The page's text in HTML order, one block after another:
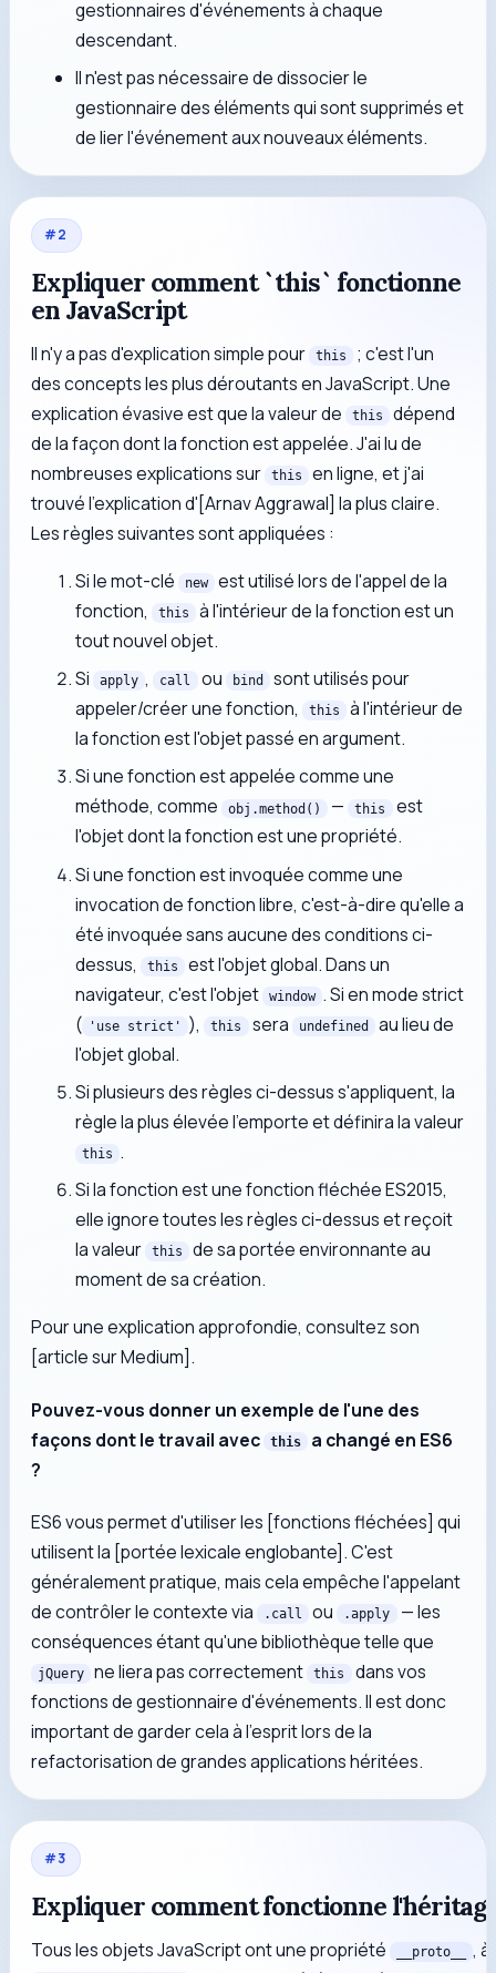
gestionnaires d'événements à chaque
descendant.
Il n'est pas nécessaire de dissocier le
gestionnaire des éléments qui sont supprimés et
de lier l'événement aux nouveaux éléments.
#2
Expliquer comment `this` fonctionne
en JavaScript
Il n'y a pas d'explication simple pour this
; c'est l'un
des concepts les plus déroutants en JavaScript. Une
explication évasive est que la valeur de
this
dépend
de la façon dont la fonction est appelée. J'ai lu de
nombreuses explications sur
this
en ligne, et j'ai
trouvé l'explication d'[Arnav Aggrawal] la plus claire.
Les règles suivantes sont appliquées :
Si le mot-clé
new
est utilisé lors de l'appel de la
fonction,
this
à l'intérieur de la fonction est un
tout nouvel objet.
Si
apply , call ou bind
sont utilisés pour
appeler/créer une fonction,
this
à l'intérieur de
la fonction est l'objet passé en argument.
Si une fonction est appelée comme une
méthode, comme
obj.method() — this
est
l'objet dont la fonction est une propriété.
Si une fonction est invoquée comme une
invocation de fonction libre, c'est-à-dire qu'elle a
été invoquée sans aucune des conditions ci-
dessus,
this
est l'objet global. Dans un
navigateur, c'est l'objet
window . Si en mode strict
(
'use strict' ), this sera undefined
au lieu de
l'objet global.
Si plusieurs des règles ci-dessus s'appliquent, la
règle la plus élevée l'emporte et définira la valeur
this .
Si la fonction est une fonction fléchée ES2015,
elle ignore toutes les règles ci-dessus et reçoit
la valeur
this
de sa portée environnante au
moment de sa création.
Pour une explication approfondie, consultez son
[article sur Medium].
Pouvez-vous donner un exemple de l'une des
façons dont le travail avec
this
a changé en ES6
?
ES6 vous permet d'utiliser les [fonctions fléchées] qui
utilisent la [portée lexicale englobante]. C'est
généralement pratique, mais cela empêche l'appelant
de contrôler le contexte via
.call ou .apply
— les
conséquences étant qu'une bibliothèque telle que
jQuery ne liera pas correctement this
dans vos
fonctions de gestionnaire d'événements. Il est donc
important de garder cela à l'esprit lors de la
refactorisation de grandes applications héritées.
#3
Expliquer comment fonctionne
Tous les objets JavaScript ont une propriété __proto__ ,